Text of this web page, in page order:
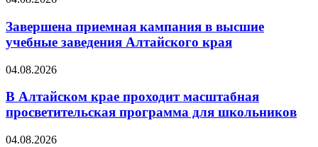
Завершена приемная кампания в высшие
учебные заведения Алтайского края
04.08.2026
В Алтайском крае проходит масштабная
просветительская программа для школьников
04.08.2026